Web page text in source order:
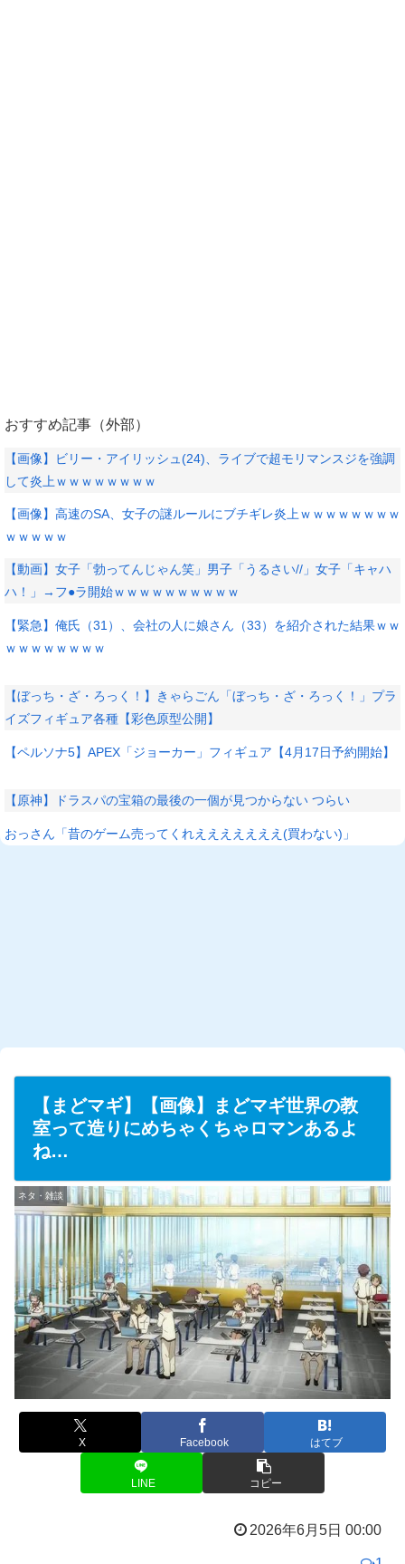
おすすめ記事（外部）
【画像】ビリー・アイリッシュ(24)、ライブで超モリマンスジを強調
して炎上ｗｗｗｗｗｗｗｗ
【画像】高速のSA、女子の謎ルールにブチギレ炎上ｗｗｗｗｗｗｗｗ
ｗｗｗｗｗ
【動画】女子「勃ってんじゃん笑」男子「うるさい//」女子「キャハ
ハ！」→フ●ラ開始ｗｗｗｗｗｗｗｗｗｗ
【緊急】俺氏（31）、会社の人に娘さん（33）を紹介された結果ｗｗ
ｗｗｗｗｗｗｗｗ
【ぼっち・ざ・ろっく！】きゃらごん「ぼっち・ざ・ろっく！」プラ
イズフィギュア各種【彩色原型公開】
【ペルソナ5】APEX「ジョーカー」フィギュア【4月17日予約開始】
【原神】ドラスパの宝箱の最後の一個が見つからない つらい
おっさん「昔のゲーム売ってくれえええええええ(買わない)」
【まどマギ】【画像】まどマギ世界の教
室って造りにめちゃくちゃロマンあるよ
ね…
ネタ・雑談
X Facebook はてブ
LINE コピー
2026年6月5日 00:00